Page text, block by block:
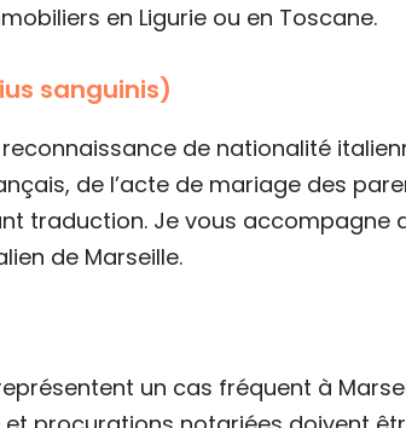
en Ligurie ou en Toscane.
sanguinis)
de nationalité
de l’acte de mariage des
traduction. Je vous
de Marseille.
un cas fréquent à